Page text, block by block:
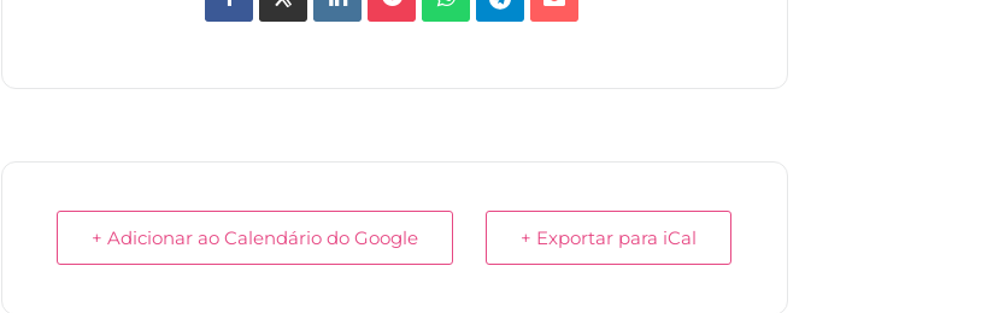
+ Adicionar ao Calendário do Google + Exportar para iCal